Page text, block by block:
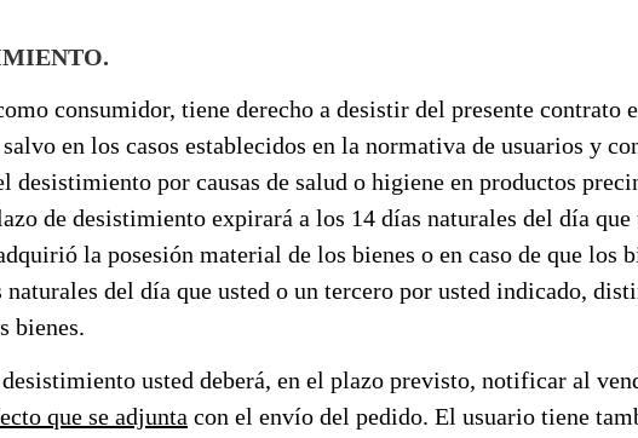
consumidor, tiene derecho a desistir del presente contrato
en los casos establecidos en la normativa de usuarios y
desistimiento por causas de salud o higiene en productos
de desistimiento expirará a los 14 días naturales del día
la posesión material de los bienes o en caso de que los
naturales del día que usted o un tercero por usted indicado,
bienes.
usted deberá, en el plazo previsto, notificar al
que se adjunta con el envío del pedido. El usuario tiene